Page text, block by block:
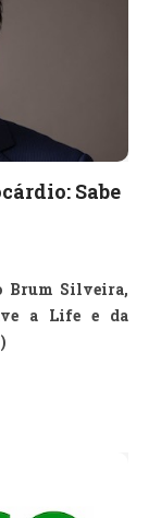
Sabe
Brum Silveira,
a Life e da